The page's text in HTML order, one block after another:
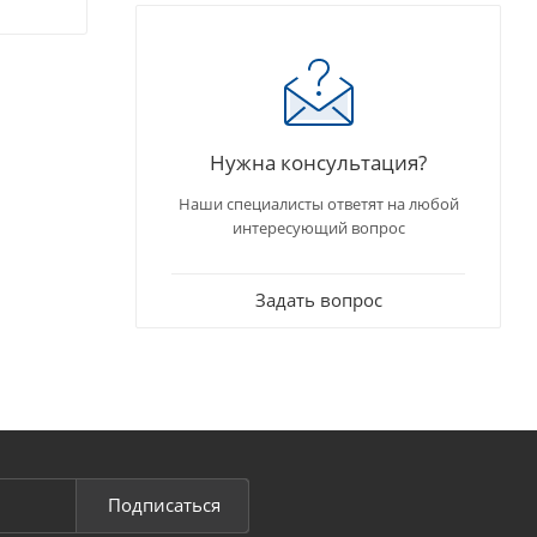
Нужна консультация?
Наши специалисты ответят на любой
интересующий вопрос
Задать вопрос
Подписаться